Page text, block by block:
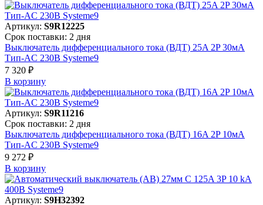
Артикул: S9R12225
Срок поставки: 2 дня
Выключатель дифференциального тока (ВДТ) 25A 2P 30мА
Тип-AC 230В Systeme9
7 320 ₽
В корзинy
Артикул: S9R11216
Срок поставки: 2 дня
Выключатель дифференциального тока (ВДТ) 16A 2P 10мА
Тип-AC 230В Systeme9
9 272 ₽
В корзинy
Артикул: S9H32392